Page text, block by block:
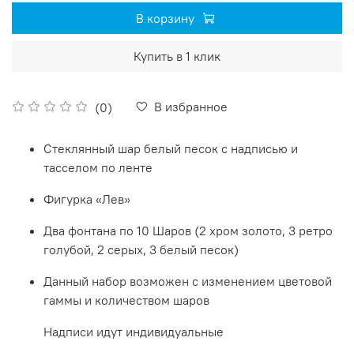
(0) В избранное
В корзину
Купить в 1 клик
Стеклянный шар белый песок с надписью и
тасселом по ленте
Фигурка «Лев»
Два фонтана по 10 Шаров (2 хром золото, 3 ретро
голубой, 2 серых, 3 белый песок)
Данный набор возможен с изменением цветовой
гаммы и количеством шаров
Надписи идут индивидуальные